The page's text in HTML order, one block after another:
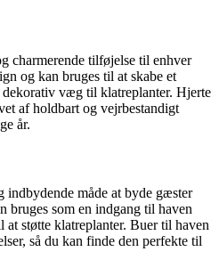
charmerende tilføjelse til enhver
og kan bruges til at skabe et
væg til klatreplanter. Hjerte
af holdbart og vejrbestandigt
år.
indbydende måde at byde gæster
bruges som en indgang til haven
støtte klatreplanter. Buer til haven
så du kan finde den perfekte til